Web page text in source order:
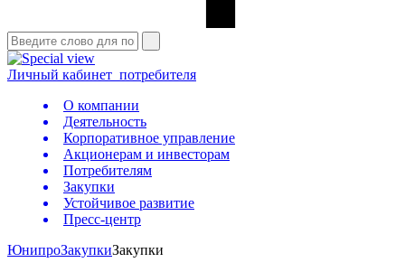
Личный кабинет потребителя
О компании
Деятельность
Корпоративное управление
Акционерам и инвесторам
Потребителям
Закупки
Устойчивое развитие
Пресс-центр
ЮнипроЗакупкиЗакупки